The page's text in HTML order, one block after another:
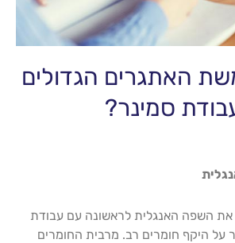
האתגרים הגדולים
סמינר?
השפה האנגלית לראשונה עם עבודת
על היקף חומרים רב. מרבית החומרים